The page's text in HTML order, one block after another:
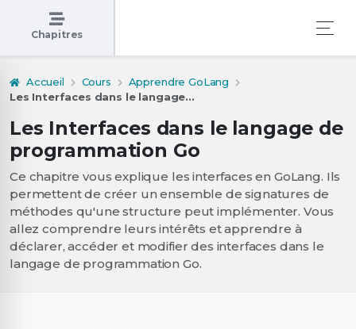
Chapitres
Accueil Cours
Apprendre GoLang
Les Interfaces dans le langage...
Les Interfaces dans le langage de
programmation Go
Ce chapitre vous explique les interfaces en GoLang. Ils
permettent de créer un ensemble de signatures de
méthodes qu'une structure peut implémenter. Vous
allez comprendre leurs intérêts et apprendre à
déclarer, accéder et modifier des interfaces dans le
langage de programmation Go.